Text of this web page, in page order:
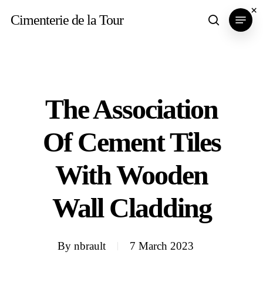
Cimenterie de la Tour search
Menu
The Association
Of Cement Tiles
With Wooden
Wall Cladding
By nbrault 7 March 2023
×